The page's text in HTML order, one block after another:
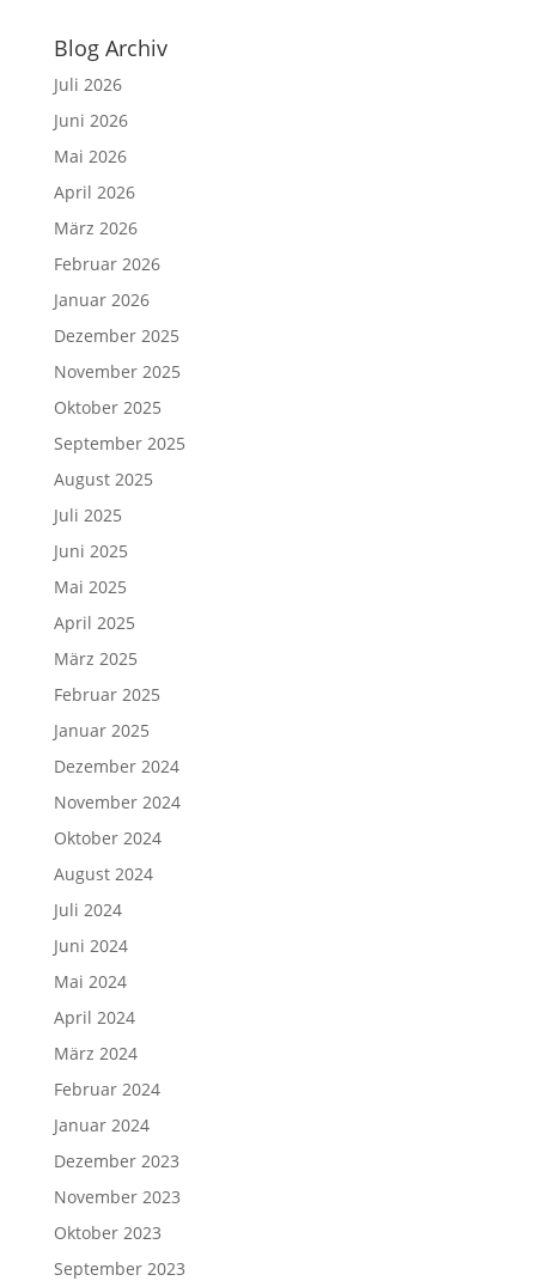
Blog Archiv
Juli 2026
Juni 2026
Mai 2026
April 2026
März 2026
Februar 2026
Januar 2026
Dezember 2025
November 2025
Oktober 2025
September 2025
August 2025
Juli 2025
Juni 2025
Mai 2025
April 2025
März 2025
Februar 2025
Januar 2025
Dezember 2024
November 2024
Oktober 2024
August 2024
Juli 2024
Juni 2024
Mai 2024
April 2024
März 2024
Februar 2024
Januar 2024
Dezember 2023
November 2023
Oktober 2023
September 2023